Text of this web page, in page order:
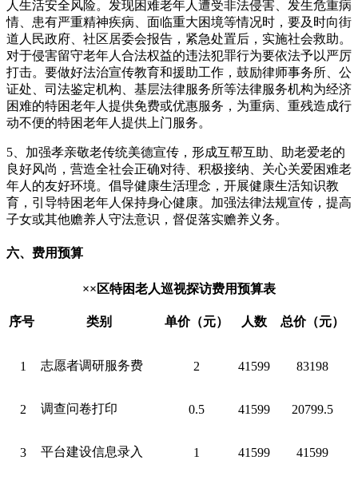
人生活安全风险。发现困难老年人遭受非法侵害、发生危重病
情、患有严重精神疾病、面临重大困境等情况时，要及时向街
道人民政府、社区居委会报告，紧急处置后，实施社会救助。
对于侵害留守老年人合法权益的违法犯罪行为要依法予以严厉
打击。要做好法治宣传教育和援助工作，鼓励律师事务所、公
证处、司法鉴定机构、基层法律服务所等法律服务机构为经济
困难的特困老年人提供免费或优惠服务，为重病、重残造成行
动不便的特困老年人提供上门服务。
5、加强孝亲敬老传统美德宣传，形成互帮互助、助老爱老的
良好风尚，营造全社会正确对待、积极接纳、关心关爱困难老
年人的友好环境。倡导健康生活理念，开展健康生活知识教
育，引导特困老年人保持身心健康。加强法律法规宣传，提高
子女或其他赡养人守法意识，督促落实赡养义务。
六、费用预算
××区特困老人巡视探访费用预算表
序号 类别 单价（元） 人数 总价（元）
1 志愿者调研服务费 2 41599 83198
2 调查问卷打印 0.5 41599 20799.5
3 平台建设信息录入 1 41599 41599